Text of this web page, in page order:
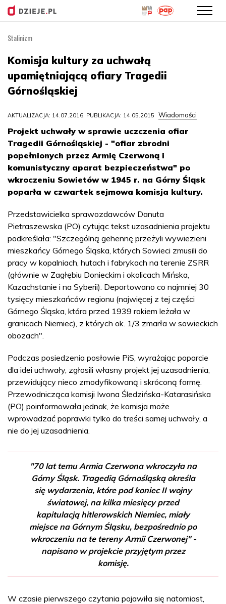
treści
Stalinizm
Komisja kultury za uchwałą
upamiętniającą ofiary Tragedii
Górnośląskiej
AKTUALIZACJA: 14.07.2016, PUBLIKACJA: 14.05.2015 Wiadomości
Projekt uchwały w sprawie uczczenia ofiar
Tragedii Górnośląskiej - "ofiar zbrodni
popełnionych przez Armię Czerwoną i
komunistyczny aparat bezpieczeństwa" po
wkroczeniu Sowietów w 1945 r. na Górny Śląsk
poparła w czwartek sejmowa komisja kultury.
Przedstawicielka sprawozdawców Danuta
Pietraszewska (PO) cytując tekst uzasadnienia projektu
podkreślała: "Szczególną gehennę przeżyli wywiezieni
mieszkańcy Górnego Śląska, których Sowieci zmusili do
pracy w kopalniach, hutach i fabrykach na terenie ZSRR
(głównie w Zagłębiu Donieckim i okolicach Mińska,
Kazachstanie i na Syberii). Deportowano co najmniej 30
tysięcy mieszkańców regionu (najwięcej z tej części
Górnego Śląska, która przed 1939 rokiem leżała w
granicach Niemiec), z których ok. 1/3 zmarła w sowieckich
obozach".
Podczas posiedzenia posłowie PiS, wyrażając poparcie
dla idei uchwały, zgłosili własny projekt jej uzasadnienia,
przewidujący nieco zmodyfikowaną i skróconą formę.
Przewodnicząca komisji Iwona Śledzińska-Katarasińska
(PO) poinformowała jednak, że komisja może
wprowadzać poprawki tylko do treści samej uchwały, a
nie do jej uzasadnienia.
"70 lat temu Armia Czerwona wkroczyła na
Górny Śląsk. Tragedią Górnośląską określa
się wydarzenia, które pod koniec II wojny
światowej, na kilka miesięcy przed
kapitulacją hitlerowskich Niemiec, miały
miejsce na Górnym Śląsku, bezpośrednio po
wkroczeniu na te tereny Armii Czerwonej" -
napisano w projekcie przyjętym przez
komisję.
W czasie pierwszego czytania pojawiła się natomiast,